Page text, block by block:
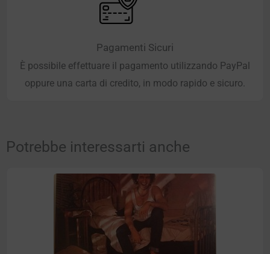
Pagamenti Sicuri
È possibile effettuare il pagamento utilizzando PayPal
oppure una carta di credito, in modo rapido e sicuro.
Potrebbe interessarti anche